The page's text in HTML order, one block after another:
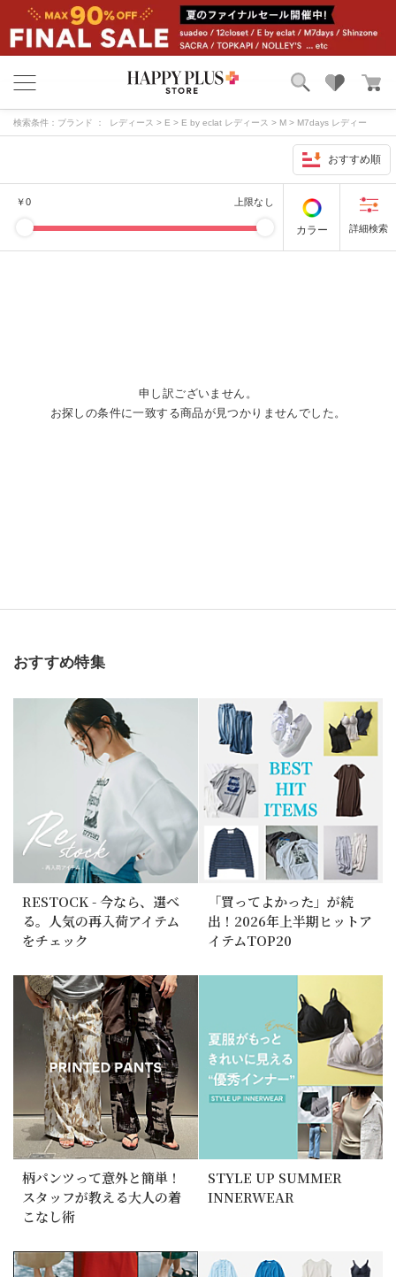
カテゴリ
特集
検索条件： ブランド ： レディース > E > E by eclat レディース > M > M7days レディー
おすすめ順
￥0 上限なし
カラー
申し訳ございません。
お探しの条件に一致する商品が見つかりませんでした。
おすすめ特集
RESTOCK - 今なら、選べ
る。人気の再入荷アイテム
をチェック
「買ってよかった」が続
出！2026年上半期ヒットア
イテムTOP20
柄パンツって意外と簡単！
スタッフが教える大人の着
こなし術
STYLE UP SUMMER
INNERWEAR